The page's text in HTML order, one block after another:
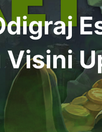
Visini